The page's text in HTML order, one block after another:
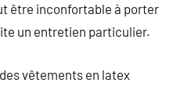
être inconfortable à porter
un entretien particulier.
vêtements en latex